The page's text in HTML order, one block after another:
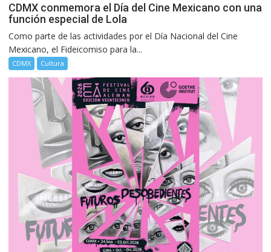
CDMX conmemora el Día del Cine Mexicano con una
función especial de Lola
Como parte de las actividades por el Día Nacional del Cine
Mexicano, el Fideicomiso para la...
CDMX Cultura